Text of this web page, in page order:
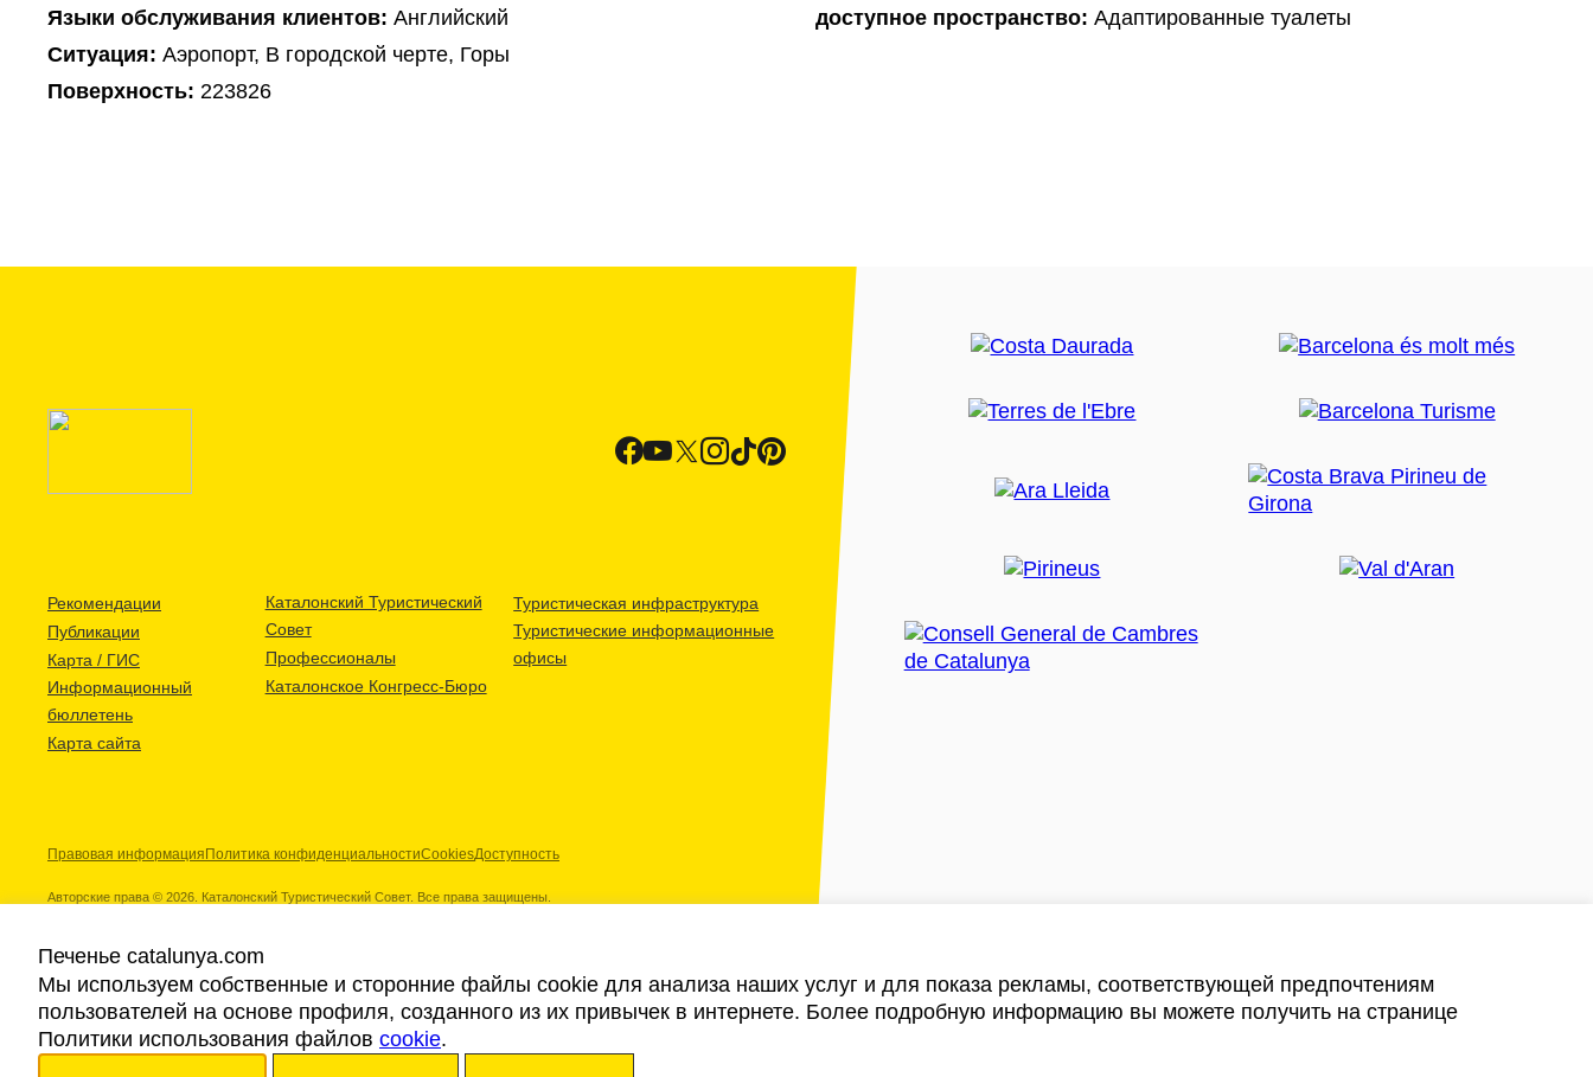
Языки обслуживания клиентов: Английский
Ситуация: Аэропорт, В городской черте, Горы
Поверхность: 223826
доступное пространство: Адаптированные туалеты
Рекомендации
Публикации
Карта / ГИС
Информационный
бюллетень
Карта сайта
Каталонский Туристический
Совет
Профессионалы
Каталонское Конгресс-Бюро
Туристическая инфраструктура
Туристические информационные
офисы
Правовая информация Политика конфиденциальностиCookiesДоступность
Авторские права © 2026. Каталонский Туристический Совет. Все права защищены.
Наши партнеры
Печенье catalunya.com
Мы используем собственные и сторонние файлы cookie для анализа наших услуг и для показа рекламы, соответствующей предпочтениям
пользователей на основе профиля, созданного из их привычек в интернете. Более подробную информацию вы можете получить на странице
Политики использования файлов cookie.